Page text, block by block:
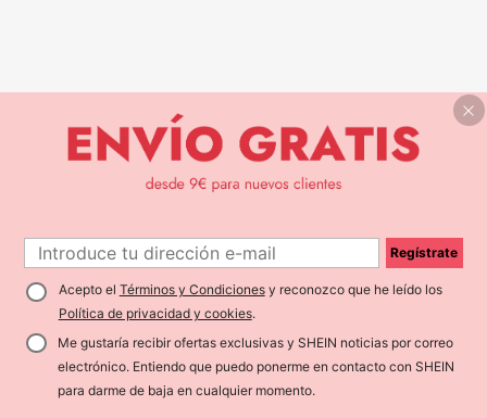
Regístrate
Acepto el Términos y Condicionesy reconozco que he leído los
Política de privacidad y cookies.
Me gustaría recibir ofertas exclusivas y SHEIN noticias por correo
electrónico. Entiendo que puedo ponerme en contacto con SHEIN
para darme de baja en cualquier momento.